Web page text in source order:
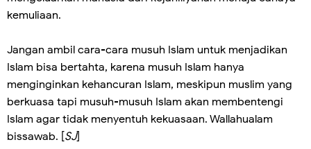
kemuliaan.
Jangan ambil cara-cara musuh Islam untuk menjadikan
Islam bisa bertahta, karena musuh Islam hanya
menginginkan kehancuran Islam, meskipun muslim yang
berkuasa tapi musuh-musuh Islam akan membentengi
Islam agar tidak menyentuh kekuasaan. Wallahualam
bissawab. [SJ]